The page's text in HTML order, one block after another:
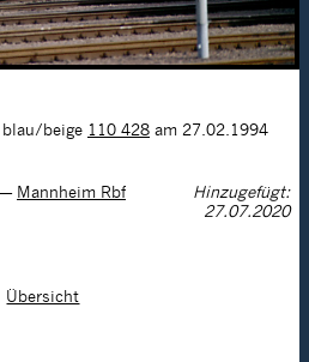
blau/beige 110 428 am 27.02.1994
Mannheim Rbf
Hinzugefügt:
27.07.2020
Übersicht